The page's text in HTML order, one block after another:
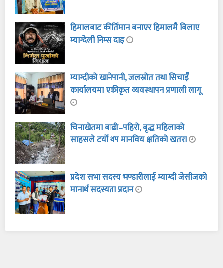
हिमालबाट कीर्तिमान बनाएर हिमालमै बिलाए
म्याग्देली निम्स दाइ
म्याग्दीको खानेपानी, जलस्रोत तथा सिचाइँ
कार्यालयमा एकीकृत व्यवस्थापन प्रणाली लागू
चिनाखेतमा बाढी–पहिरो, बृद्ध महिलाको
साहसले टर्यो थप मानविय क्षतिको खतरा
प्रदेश सभा सदस्य भण्डारीलाई म्याग्दी जेसीजको
मानार्थ सदस्यता प्रदान